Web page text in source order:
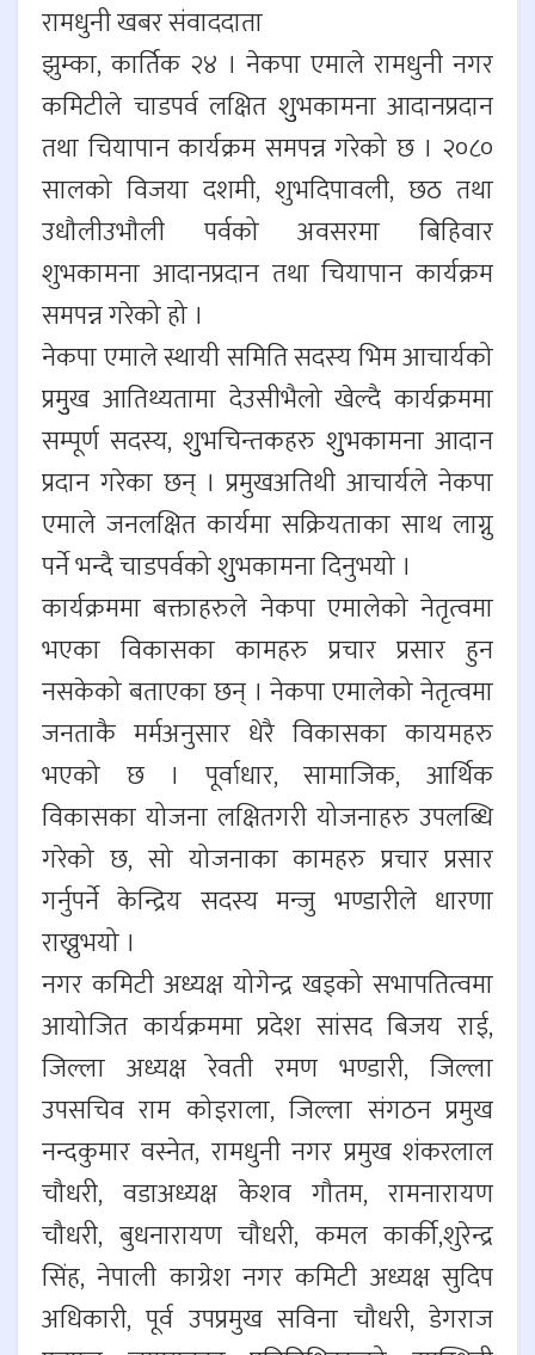
रामधुनी खबर संवाददाता
झुम्का, कार्तिक २४ । नेकपा एमाले रामधुनी नगर
कमिटीले चाडपर्व लक्षित शुुभकामना आदानप्रदान
तथा चियापान कार्यक्रम समपन्न गरेको छ । २०८०
सालको विजया दशमी, शुभदिपावली, छठ तथा
उधौलीउभौली पर्वको अवसरमा बिहिवार
शुभकामना आदानप्रदान तथा चियापान कार्यक्रम
समपन्न गरेको हो ।
नेकपा एमाले स्थायी समिति सदस्य भिम आचार्यको
प्रमुुख आतिथ्यतामा देउसीभैलो खेल्दै कार्यक्रममा
सम्पूर्ण सदस्य, शुुभचिन्तकहरु शुुभकामना आदान
प्रदान गरेका छन् । प्रमुखअतिथी आचार्यले नेकपा
एमाले जनलक्षित कार्यमा सक्रियताका साथ लाग्नु
पर्ने भन्दै चाडपर्वको शुुभकामना दिनुभयो ।
कार्यक्रममा बक्ताहरुले नेकपा एमालेको नेतृत्वमा
भएका विकासका कामहरु प्रचार प्रसार हुन
नसकेको बताएका छन् । नेकपा एमालेको नेतृत्वमा
जनताकै मर्मअनुसार धेरै विकासका कायमहरु
भएको छ । पूर्वाधार, सामाजिक, आर्थिक
विकासका योजना लक्षितगरी योजनाहरु उपलब्धि
गरेको छ, सो योजनाका कामहरु प्रचार प्रसार
गर्नुपर्ने केन्द्रिय सदस्य मन्जु भण्डारीले धारणा
राख्नुभयो ।
नगर कमिटी अध्यक्ष योगेन्द्र खड्को सभापतित्वमा
आयोजित कार्यक्रममा प्रदेश सांसद बिजय राई,
जिल्ला अध्यक्ष रेवती रमण भण्डारी, जिल्ला
उपसचिव राम कोइराला, जिल्ला संगठन प्रमुख
नन्दकुमार वस्नेत, रामधुनी नगर प्रमुख शंकरलाल
चौधरी, वडाअध्यक्ष केशव गौतम, रामनारायण
चौधरी, बुधनारायण चौधरी, कमल कार्की,शुरेन्द्र
सिंह, नेपाली काग्रेश नगर कमिटी अध्यक्ष सुदिप
अधिकारी, पूर्व उपप्रमुख सविना चौधरी, डेगराज